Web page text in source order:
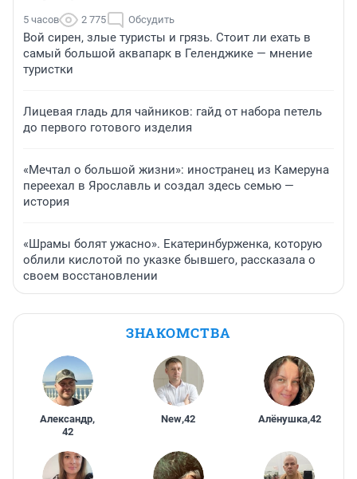
5 часов 2 775 Обсудить
Вой сирен, злые туристы и грязь. Стоит ли ехать в
самый большой аквапарк в Геленджике — мнение
туристки
Лицевая гладь для чайников: гайд от набора петель
до первого готового изделия
«Мечтал о большой жизни»: иностранец из Камеруна
переехал в Ярославль и создал здесь семью —
история
«Шрамы болят ужасно». Екатеринбурженка, которую
облили кислотой по указке бывшего, рассказала о
своем восстановлении
ЗНАКОМСТВА
Александр,
42
New,42 Алёнушка,42